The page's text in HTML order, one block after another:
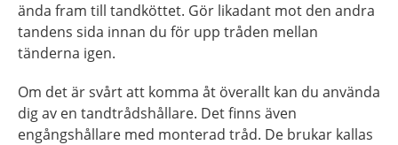
ända fram till tandköttet. Gör likadant mot den andra
tandens sida innan du för upp tråden mellan
tänderna igen.
Om det är svårt att komma åt överallt kan du använda
dig av en tandtrådshållare. Det finns även
engångshållare med monterad tråd. De brukar kallas